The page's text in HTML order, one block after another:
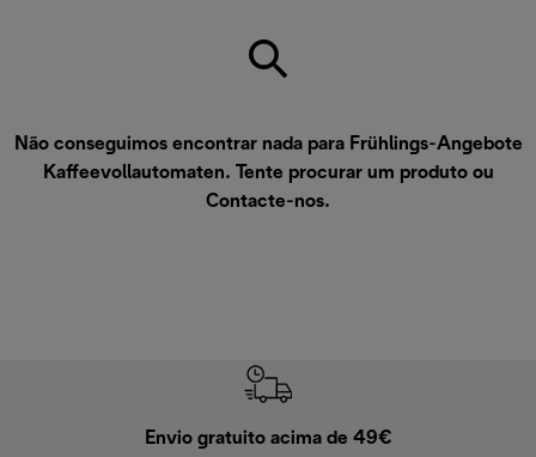
Não conseguimos encontrar nada para Frühlings-Angebote
Kaffeevollautomaten. Tente procurar um produto ou
Contacte-nos.
Envio gratuito acima de 49€